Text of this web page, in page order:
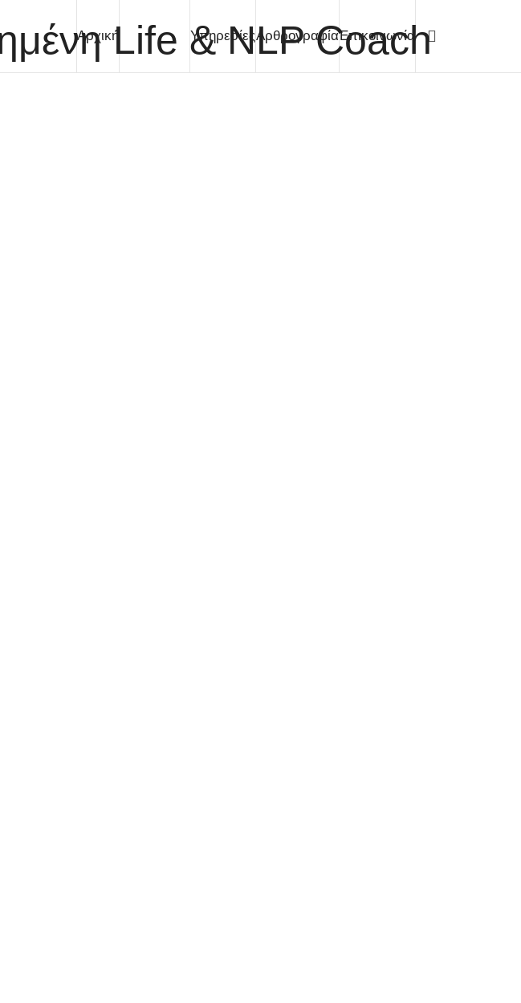
Αρχική Γνώρισέ με ΥπηρεσίεςΑρθρογραφίαΕπικοινωνία